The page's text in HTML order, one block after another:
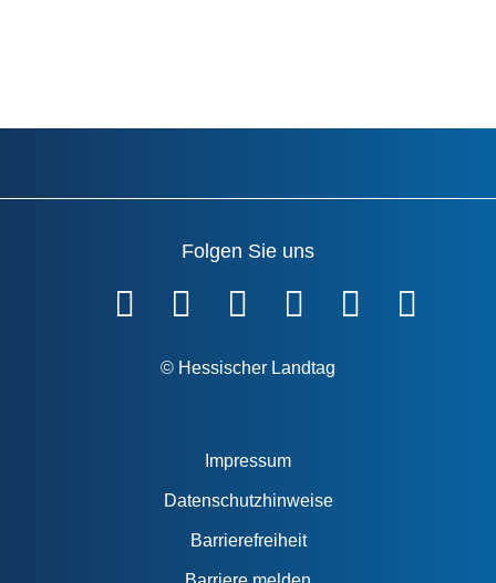
Folgen Sie uns
© Hessischer Landtag
Impressum
Datenschutzhinweise
Barrierefreiheit